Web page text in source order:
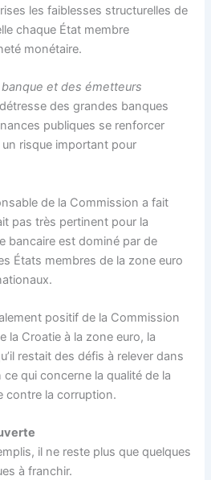
les faiblesses structurelles de
chaque État membre
monétaire.
et des émetteurs
des grandes banques
publiques se renforcer
risque important pour
de la Commission a fait
pas très pertinent pour la
bancaire est dominé par de
États membres de la zone euro
positif de la Commission
la Croatie à la zone euro, la
restait des défis à relever dans
qui concerne la qualité de la
contre la corruption.
il ne reste plus que quelques
à franchir.